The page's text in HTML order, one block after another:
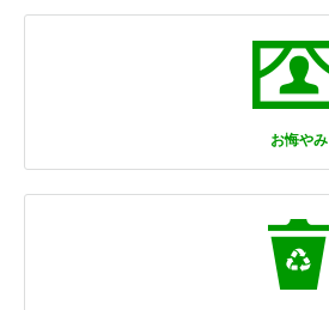
お悔やみ